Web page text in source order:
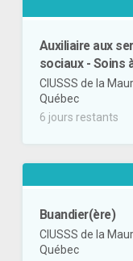
Auxiliaire aux
sociaux - Soins
CIUSSS de la
Québec
6 jours restants
Buandier(ère)
CIUSSS de la
Québec